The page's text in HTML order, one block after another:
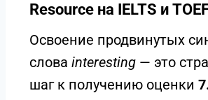
Resource на IELTS и
Освоение продвинутых
слова interesting — это
шаг к получению оценки